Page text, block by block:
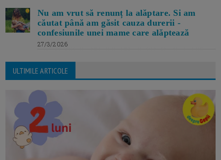
Nu am vrut să renunț la alăptare. Si am
căutat până am găsit cauza durerii -
confesiunile unei mame care alăptează
27/3/2026
ULTIMILE ARTICOLE